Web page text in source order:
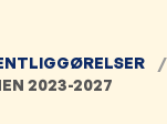
2023-2027